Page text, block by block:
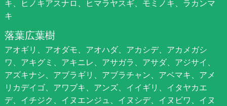
キ、ヒノキアスナロ、ヒマラヤスギ、モミノキ、ラカンマ
キ
落葉広葉樹
アオギリ、アオダモ、アオハダ、アカシデ、アカメガシ
ワ、アキグミ、アキニレ、アサガラ、アサダ、アジサイ、
アズキナシ、アブラギリ、アブラチャン、アベマキ、アメ
リカデイゴ、アワブキ、アンズ、イイギリ、イタヤカエ
デ、イチジク、イヌエンジュ、イヌシデ、イヌビワ、イヌ